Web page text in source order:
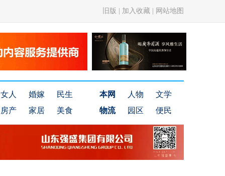
旧版 加入收藏 网站地图
女人 婚嫁
民生
房产
家居 美食
本网 人物
文学
物流
园区 便民